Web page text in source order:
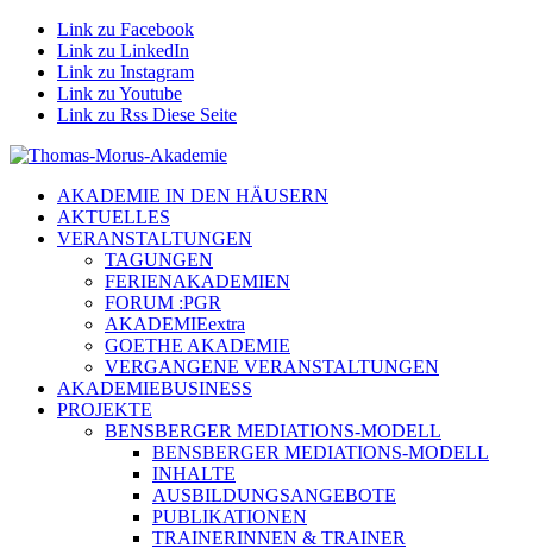
Link zu Facebook
Link zu LinkedIn
Link zu Instagram
Link zu Youtube
Link zu Rss Diese Seite
AKADEMIE IN DEN HÄUSERN
AKTUELLES
VERANSTALTUNGEN
TAGUNGEN
FERIENAKADEMIEN
FORUM :PGR
AKADEMIEextra
GOETHE AKADEMIE
VERGANGENE VERANSTALTUNGEN
AKADEMIEBUSINESS
PROJEKTE
BENSBERGER MEDIATIONS-MODELL
BENSBERGER MEDIATIONS-MODELL
INHALTE
AUSBILDUNGSANGEBOTE
PUBLIKATIONEN
TRAINERINNEN & TRAINER